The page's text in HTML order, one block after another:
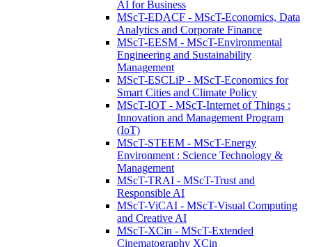
AI for Business
MScT-EDACF - MScT-Economics, Data
Analytics and Corporate Finance
MScT-EESM - MScT-Environmental
Engineering and Sustainability
Management
MScT-ESCLiP - MScT-Economics for
Smart Cities and Climate Policy
MScT-IOT - MScT-Internet of Things :
Innovation and Management Program
(IoT)
MScT-STEEM - MScT-Energy
Environment : Science Technology &
Management
MScT-TRAI - MScT-Trust and
Responsible AI
MScT-ViCAI - MScT-Visual Computing
and Creative AI
MScT-XCin - MScT-Extended
Cinematography XCin